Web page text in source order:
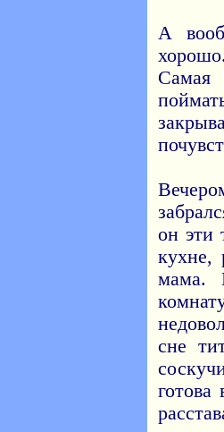
А
Самая
он эти
кухне,
мама.
сне